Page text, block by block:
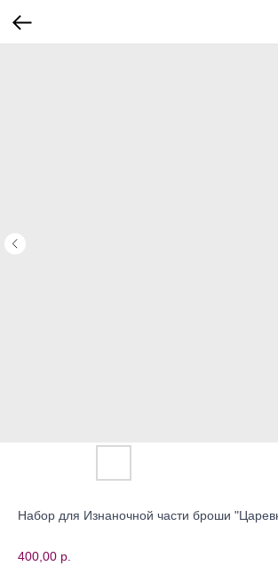
Набор для Изнаночной части броши
400,00 р.